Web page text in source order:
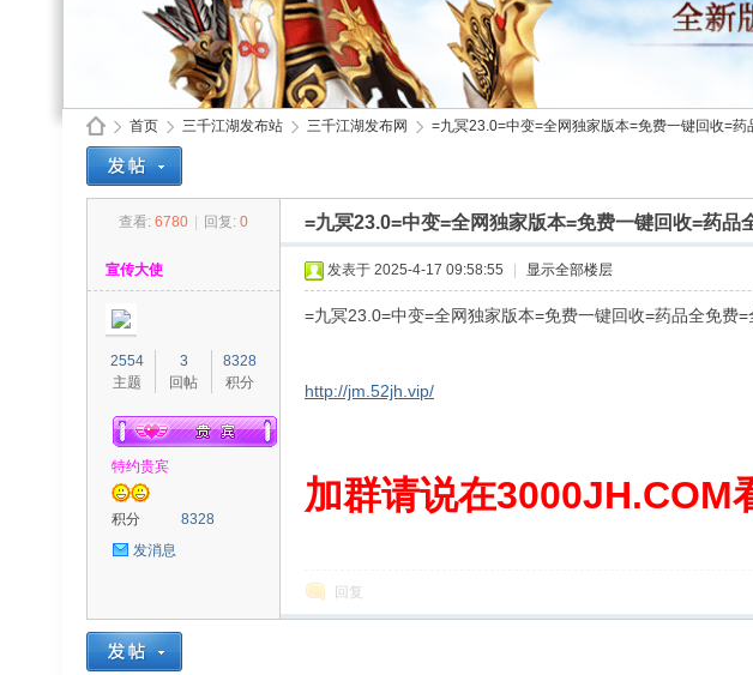
首页
›
三千江湖发布站 三千江湖发布网
›
=九冥23.0=中变=全网独家版本=免费一键回收=药
查看: 6780 回复: 0 =九冥23.0=中变=全网独家版本=免费一键回收=药品
宣传大使
2554
主题
3
回帖
8328
积分
特约贵宾
积分
8328
发消息
发表于 2025-4-17 09:58:55 显示全部楼层
=九冥23.0=中变=全网独家版本=免费一键回收=药品全免费=
http://jm.52jh.vip/
加群请说在3000JH.COM
回复